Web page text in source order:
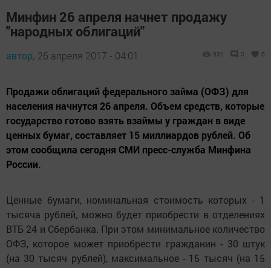
Минфин 26 апреля начнет продажу
"народных облигаций"
автор, 26 апреля 2017 - 04:01 931 0 0
Продажи облигаций федерального займа (ОФЗ) для
населения начнутся 26 апреля. Объем средств, которые
государство готово взять взаймы у граждан в виде
ценных бумаг, составляет 15 миллиардов рублей. Об
этом сообщила сегодня СМИ пресс-служба Минфина
России.
Ценные бумаги, номинальная стоимость которых - 1
тысяча рублей, можно будет приобрести в отделениях
ВТБ 24 и Сбербанка. При этом минимальное количество
ОФЗ, которое может приобрести гражданин - 30 штук
(на 30 тысяч рублей), максимальное - 15 тысяч (на 15